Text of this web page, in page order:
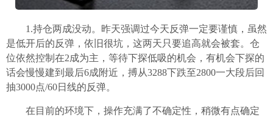
1.持仓两成没动。昨天强调过今天反弹一定要谨慎，虽然
是低开后的反弹，依旧很坑，这两天只要追高就会被套。仓
位依然控制在2成为主，等待下探低吸的机会，有机会下探的
话会慢慢建到最后6成附近，搏从3288下跌至2800一大段后回
抽3000点/60日线的反弹。
在目前的环境下，操作充满了不确定性，稍微有点确定